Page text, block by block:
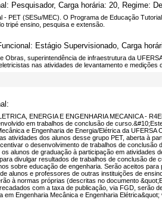
Pesquisador, Carga horária: 20, Regime:
PET (SESu/MEC). O Programa de Educação
tripé ensino, pesquisa e extensão.
Estágio Supervisionado, Carga
Obras, superintendência de infraestrutura da
nas atividades de levantamento e medições
ENERGIA E ENGENHARIA MECANICA -
em trabalhos de conclusão de
e Engenharia de Energia/Elétrica da UFERSA
atividades dos alunos desse grupo PET, aberta à
o desenvolvimento de trabalhos de
alunos de graduação à participação em atividades
divulgar resultados de trabalhos de conclusão
sobre educação de engenharia. Serão aceitos
alunos e professores de outras instituições de
à normas próprias (descritas no documento
com a taxa de publicação, via FGD, serão
Engenharia Mecânica e Engenharia